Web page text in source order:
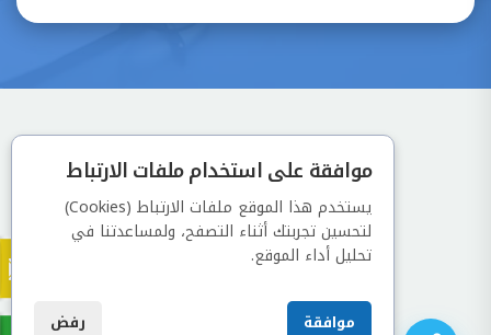
موافقة على استخدام ملفات الارتباط
يستخدم هذا الموقع ملفات الارتباط (Cookies)
لتحسين تجربتك أثناء التصفح، ولمساعدتنا في
تحليل أداء الموقع.
موافقة رفض